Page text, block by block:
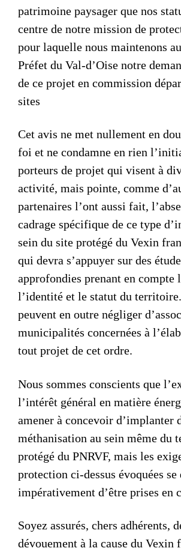
patrimoine paysager que nos
centre de notre mission de
pour laquelle nous maintenons
Préfet du Val-d’Oise notre
de ce projet en commission
sites
Cet avis ne met nullement en
foi et ne condamne en rien
porteurs de projet qui visent à
activité, mais pointe, comme
partenaires l’ont aussi fait,
cadrage spécifique de ce type
sein du site protégé du Vexin
qui devra s’appuyer sur des
approfondies prenant en compte
l’identité et le statut du
peuvent en outre négliger
municipalités concernées à
tout projet de cet ordre.
Nous sommes conscients que
l’intérêt général en matière
amener à concevoir d’implanter
méthanisation au sein même du
protégé du PNRVF, mais les
protection ci-dessus évoquées
impérativement d’être prises en
Soyez assurés, chers adhérents,
dévouement à la cause du Vexin